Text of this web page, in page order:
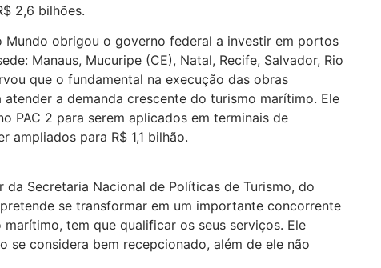
2,6 bilhões.
obrigou o governo federal a investir em portos
Manaus, Mucuripe (CE), Natal, Recife, Salvador, Rio
que o fundamental na execução das obras
a demanda crescente do turismo marítimo. Ele
PAC 2 para serem aplicados em terminais de
ampliados para R$ 1,1 bilhão.
Secretaria Nacional de Políticas de Turismo, do
se transformar em um importante concorrente
tem que qualificar os seus serviços. Ele
se considera bem recepcionado, além de ele não